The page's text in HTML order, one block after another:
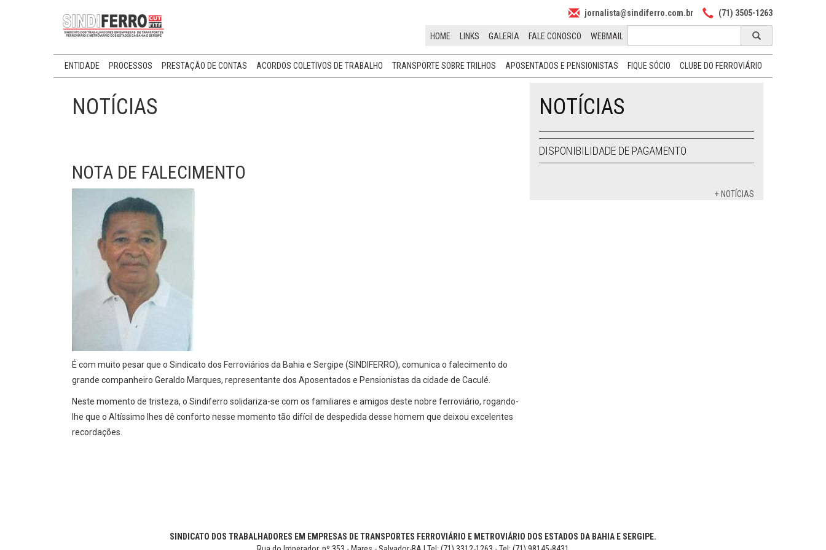
jornalista@sindiferro.com.br (71) 3505-1263
HOME LINKS GALERIA FALE CONOSCO WEBMAIL
ENTIDADE PROCESSOS PRESTAÇÃO DE CONTAS ACORDOS COLETIVOS DE TRABALHO TRANSPORTE SOBRE TRILHOS APOSENTADOS E PENSIONISTAS FIQUE SÓCIO CLUBE DO FERROVIÁRIO
NOTÍCIAS
NOTA DE FALECIMENTO
É com muito pesar que o Sindicato dos Ferroviários da Bahia e Sergipe (SINDIFERRO), comunica o falecimento do
grande companheiro Geraldo Marques, representante dos Aposentados e Pensionistas da cidade de Caculé.
Neste momento de tristeza, o Sindiferro solidariza-se com os familiares e amigos deste nobre ferroviário, rogando-
lhe que o Altíssimo lhes dê conforto nesse momento tão difícil de despedida desse homem que deixou excelentes
recordações.
NOTÍCIAS
DISPONIBILIDADE DE PAGAMENTO
+ NOTÍCIAS
SINDICATO DOS TRABALHADORES EM EMPRESAS DE TRANSPORTES FERROVIÁRIO E METROVIÁRIO DOS ESTADOS DA BAHIA E SERGIPE.